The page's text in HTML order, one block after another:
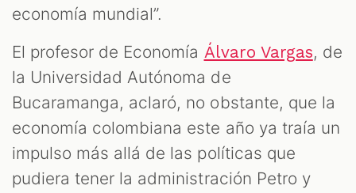
economía mundial”.
El profesor de Economía Álvaro Vargas, de
la Universidad Autónoma de
Bucaramanga, aclaró, no obstante, que la
economía colombiana este año ya traía un
impulso más allá de las políticas que
pudiera tener la administración Petro y